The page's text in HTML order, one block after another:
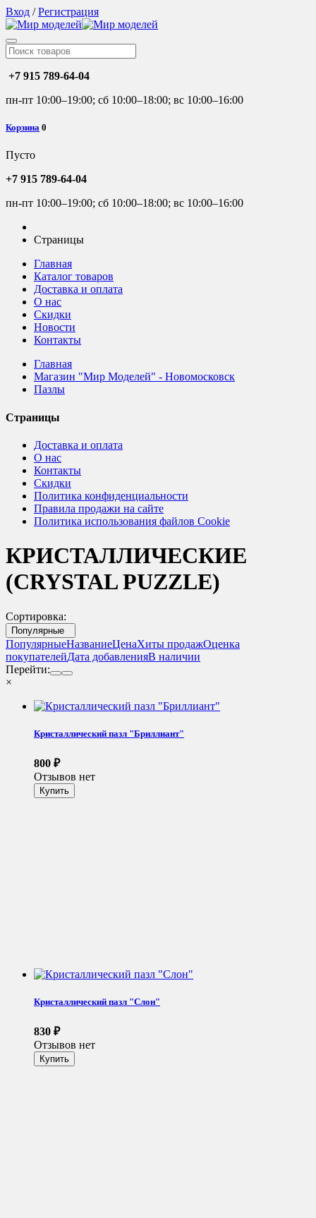
Вход /Регистрация
+7 915 789-64-04
пн-пт 10:00–19:00; сб 10:00–18:00; вс 10:00–16:00
Корзина 0
Пусто
+7 915 789-64-04
пн-пт 10:00–19:00; сб 10:00–18:00; вс 10:00–16:00
Страницы
Главная
Каталог товаров
Доставка и оплата
О нас
Скидки
Новости
Контакты
Главная
Магазин "Мир Моделей" - Новомосковск
Пазлы
Страницы
Доставка и оплата
О нас
Контакты
Скидки
Политика конфиденциальности
Правила продажи на сайте
Политика использования файлов Cookie
КРИСТАЛЛИЧЕСКИЕ
(CRYSTAL PUZZLE)
Сортировка:
Популярные
ПопулярныеНазваниеЦенаХиты продажОценка
покупателейДата добавленияВ наличии
Перейти:
×
Кристаллический пазл "Бриллиант"
800 ₽
Отзывов нет
Кристаллический пазл "Слон"
830 ₽
Отзывов нет